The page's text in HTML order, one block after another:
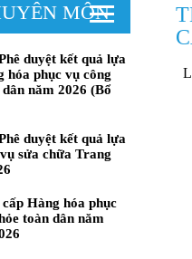
MÔN
duyệt kết quả lựa
hóa phục vụ công
năm 2026 (Bổ
duyệt kết quả lựa
sửa chữa Trang
Hàng hóa phục
toàn dân năm